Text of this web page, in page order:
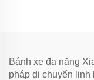
Bánh xe đa năng
pháp di chuyển